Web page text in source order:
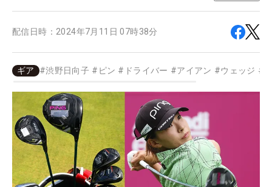
配信日時： 2024年7月11日 07時38分
ギア #渋野日向子 # ピン # ドライバー #アイアン #ウェッジ #